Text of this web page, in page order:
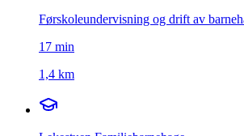
Førskoleundervisning og drift av
17 min
1,4 km